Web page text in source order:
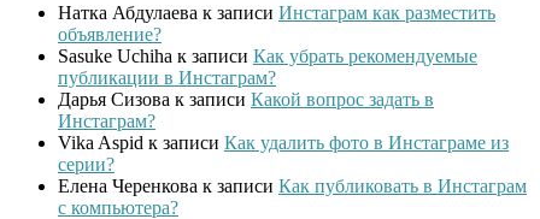
Натка Абдулаева к записи Инстаграм как разместить
объявление?
Sasuke Uchiha к записи Как убрать рекомендуемые
публикации в Инстаграм?
Дарья Сизова к записи Какой вопрос задать в
Инстаграм?
Vika Aspid к записи Как удалить фото в Инстаграме из
серии?
Елена Черенкова к записи Как публиковать в Инстаграм
с компьютера?